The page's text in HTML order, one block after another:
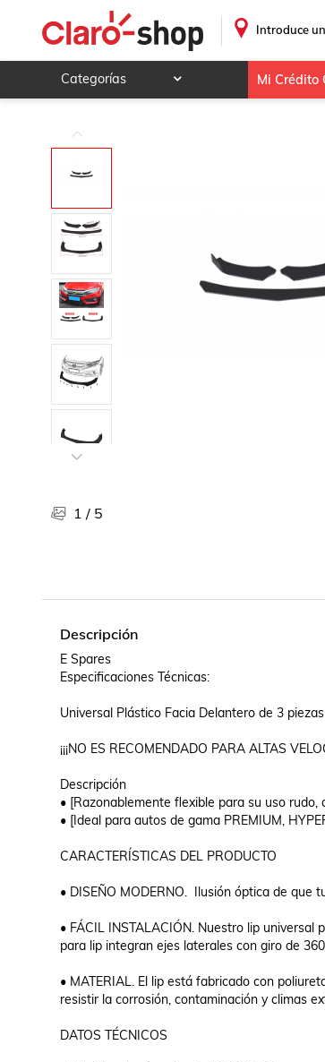
Introduce
Categorías
Deportes y ocio
Animales y mascotas
Ferretería y autos
Ropa, calzado y accesorios
Mamá y bebé
Joyería y relojes
Juegos y juguetes
Libros, revistas y comics
Películas, series de tv y música
Otras categorías
Súpermercado
Mi Crédito
1 / 5
Descripción
E Spares
Especificaciones Técnicas:
Universal Plástico Facia Delantero de 3
¡¡¡NO ES RECOMENDADO PARA ALTAS
Descripción
• [Razonablemente flexible para su uso
• [Ideal para autos de gama PREMIUM,
CARACTERÍSTICAS DEL PRODUCTO
• DISEÑO MODERNO.  Ilusión óptica de que
• FÁCIL INSTALACIÓN. Nuestro lip
para lip integran ejes laterales con giro de
• MATERIAL. El lip está fabricado con
resistir la corrosión, contaminación y climas
DATOS TÉCNICOS
3 Pza Splitter Facia Del Para Seat Exeo 2010 -